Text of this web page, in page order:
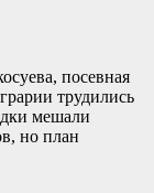
посевная
трудились
мешали
но план